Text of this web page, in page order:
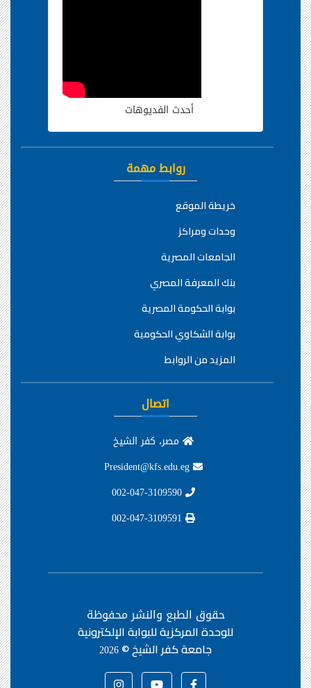
أحدث الفديوهات
روابط مهمة
خريطة الموقع
وحدات ومراكز
الجامعات المصرية
بنك المعرفة المصري
بوابة الحكومة المصرية
بوابة الشكاوي الحكومية
المزيد من الروابط
اتصال
مصر، كفر الشيخ
حقوق الطبع والنشر محفوظة
للوحدة المركزية للبوابة الإلكترونية
جامعة كفر الشيخ ©2026